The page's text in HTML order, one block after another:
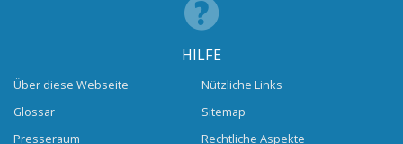
HILFE
Über diese Webseite
Glossar
Presseraum
Nützliche Links
Sitemap
Rechtliche Aspekte